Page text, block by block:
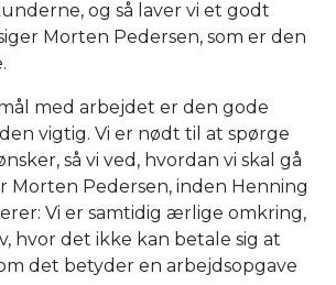
og så laver vi et godt
Morten Pedersen, som er den
med arbejdet er den gode
vigtig. Vi er nødt til at spørge
så vi ved, hvordan vi skal gå
Morten Pedersen, inden Henning
Vi er samtidig ærlige omkring,
hvor det ikke kan betale sig at
det betyder en arbejdsopgave